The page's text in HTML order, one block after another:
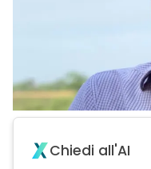
Chiedi all'AI